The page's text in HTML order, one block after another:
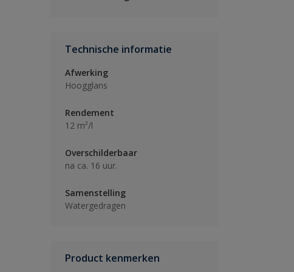
Technische informatie
Afwerking
Hoogglans
Rendement
12 m²/l
Overschilderbaar
na ca. 16 uur.
Samenstelling
Watergedragen
Product kenmerken